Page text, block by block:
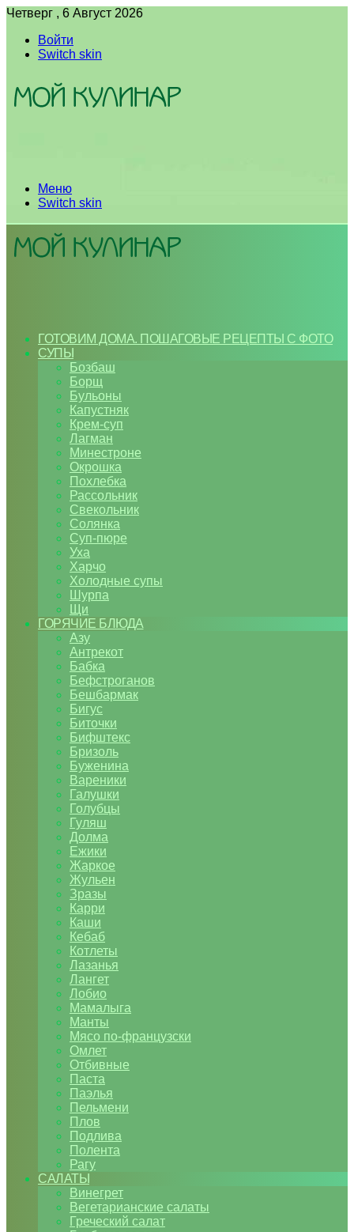
Четверг , 6 Август 2026
Войти
Switch skin
Меню
Switch skin
ГОТОВИМ ДОМА. ПОШАГОВЫЕ РЕЦЕПТЫ С ФОТО
СУПЫ
Бозбаш
Борщ
Бульоны
Капустняк
Крем-суп
Лагман
Минестроне
Окрошка
Похлебка
Рассольник
Свекольник
Солянка
Суп-пюре
Уха
Харчо
Холодные супы
Шурпа
Щи
ГОРЯЧИЕ БЛЮДА
Азу
Антрекот
Бабка
Бефстроганов
Бешбармак
Бигус
Биточки
Бифштекс
Бризоль
Буженина
Вареники
Галушки
Голубцы
Гуляш
Долма
Ежики
Жаркое
Жульен
Зразы
Карри
Каши
Кебаб
Котлеты
Лазанья
Лангет
Лобио
Мамалыга
Манты
Мясо по-французски
Омлет
Отбивные
Паста
Паэлья
Пельмени
Плов
Подлива
Полента
Рагу
САЛАТЫ
Винегрет
Вегетарианские салаты
Греческий салат